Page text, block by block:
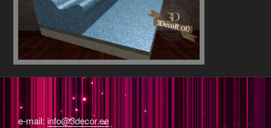
e-mail: info@3decor.ee